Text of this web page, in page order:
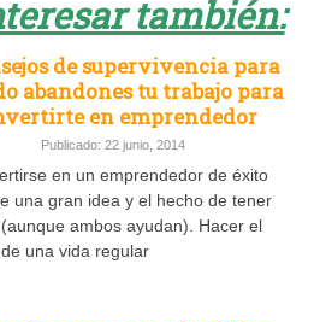
también:
de supervivencia para
abandones tu trabajo para
en emprendedor
Publicado: 22 junio, 2014
en un emprendedor de éxito
una gran idea y el hecho de tener
ambos ayudan). Hacer el
una vida regular